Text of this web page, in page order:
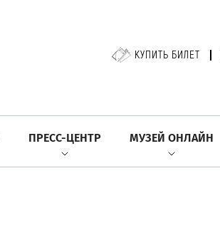
КУПИТЬ БИЛЕТ
ПРЕСС-ЦЕНТР МУЗЕЙ ОНЛАЙН